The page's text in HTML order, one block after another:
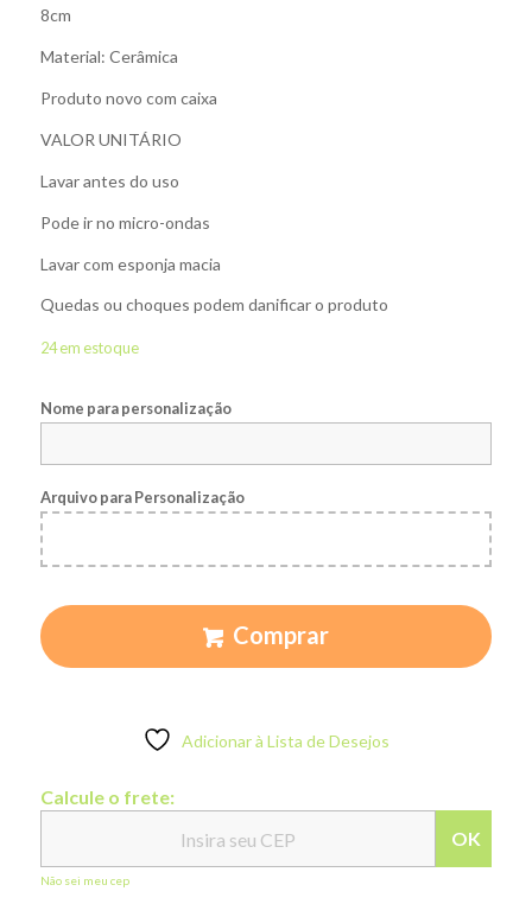
8cm
Material: Cerâmica
Produto novo com caixa
VALOR UNITÁRIO
Lavar antes do uso
Pode ir no micro-ondas
Lavar com esponja macia
Quedas ou choques podem danificar o produto
24 em estoque
Nome para personalização
Arquivo para Personalização
Comprar
Adicionar à Lista de Desejos
Calcule o frete:
OK
Não sei meu cep